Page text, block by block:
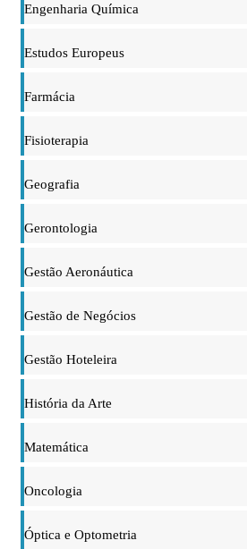
Engenharia Química
Estudos Europeus
Farmácia
Fisioterapia
Geografia
Gerontologia
Gestão Aeronáutica
Gestão de Negócios
Gestão Hoteleira
História da Arte
Matemática
Oncologia
Óptica e Optometria